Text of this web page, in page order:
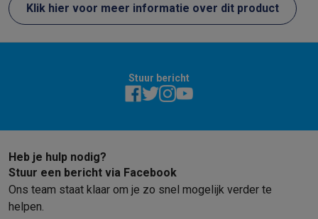
Transport
Elektrische steps met ecocheques
Eco initiatieven
Solden op groot elektro
Daarom KrëfelGratis leveringLaagste prijsgarantie
Installatie aan huis
Groot elektro installatie
BetalingsmogelijkhedenGift card Ecocheques
KlantenserviceHerstelling van je toestelControleer jouw
Groot elektro & inbouw
Klik hier voor meer informatie over dit product
Stuur bericht
Heb je hulp nodig?
Stuur een bericht via Facebook
Ons team staat klaar om je zo snel mogelijk verder te
helpen.